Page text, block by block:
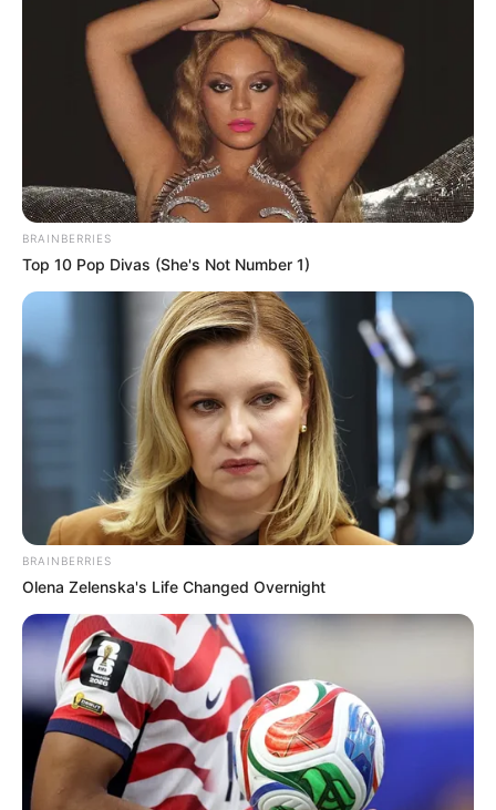
BRAINBERRIES
Top 10 Pop Divas (She's Not Number 1)
BRAINBERRIES
Olena Zelenska's Life Changed Overnight